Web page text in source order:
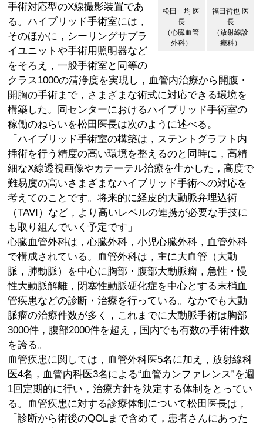
松田 均 医
長
（心臓血管
外科）
福田哲也 医
長
（放射線診
療科）
手術対応型のX線撮影装置であ
る。ハイブリッド手術室には，
そのほかに，シーリングサプラ
イユニットや手術用照明器など
をそろえ，一般手術室と同等の
クラス1000の清浄度を実現し，血管内治療から開腹・
開胸の手術まで，さまざまな術式に対応できる環境を
構築した。同センターにおけるハイブリッド手術室の
稼働のねらいを松田医長は次のように述べる。
「ハイブリッド手術室の構築は，ステントグラフト内
挿術を行う精度の高い環境を整えるのと同時に，高精
細なX線透視画像やカテーテル治療を生かした，高度で
難易度の高いさまざまなハイブリッド手術への対応を
考えてのことです。将来的に経皮的大動脈弁埋込術
（TAVI）など，より高いレベルの連携が必要な手技に
も取り組んでいく予定です」
心臓血管外科は，心臓外科，小児心臓外科，血管外科
で構成されている。血管外科は，主に大血管（大動
脈，肺動脈）を中心に胸部・腹部大動脈瘤，急性・慢
性大動脈解離，閉塞性動脈硬化症を中心とする末梢血
管疾患などの診断・治療を行っている。なかでも大動
脈瘤の治療件数が多く，これまでに大動脈手術は胸部
3000件，腹部2000件を超え，国内でも有数の手術件数
を誇る。
血管疾患に関しては，血管外科医5名に加え，放射線科
医4名，血管内科医3名による“血管カンファレンス”を週
1回定期的に行い，治療方針を決定する体制をとってい
る。血管疾患に対する診療体制について松田医長は，
「診断から術後のQOLまで含めて，患者さんにあった